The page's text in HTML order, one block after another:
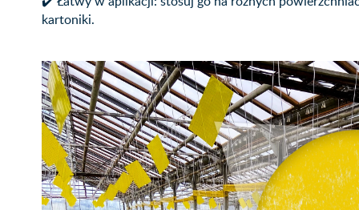
kartoniki.